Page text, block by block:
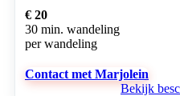
€ 20
30 min. wandeling
per wandeling
Contact met Marjolein
Bekijk